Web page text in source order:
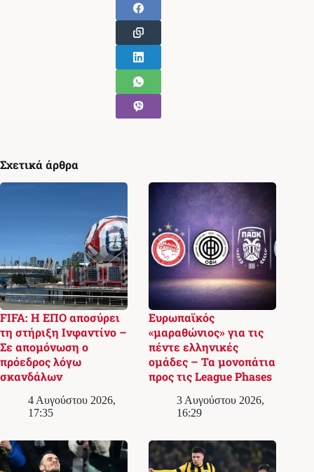
Σχετικά άρθρα
FIFA: Η ΕΠΟ αποσύρει
τη στήριξη Ινφαντίνο –
Σε απομόνωση ο
πρόεδρος λόγω
σκανδάλων
4 Αυγούστου 2026,
17:35
Ευρωπαϊκός
«μαραθώνιος» για τις
πέντε ελληνικές
ομάδες – Τα μονοπάτια
προς τις League Phases
3 Αυγούστου 2026,
16:29